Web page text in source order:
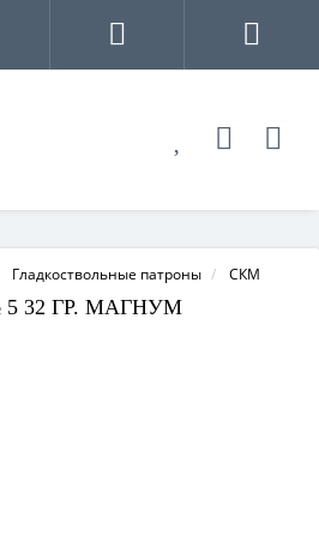
Гладкоствольные патроны СКМ
32 ГР. МАГНУМ